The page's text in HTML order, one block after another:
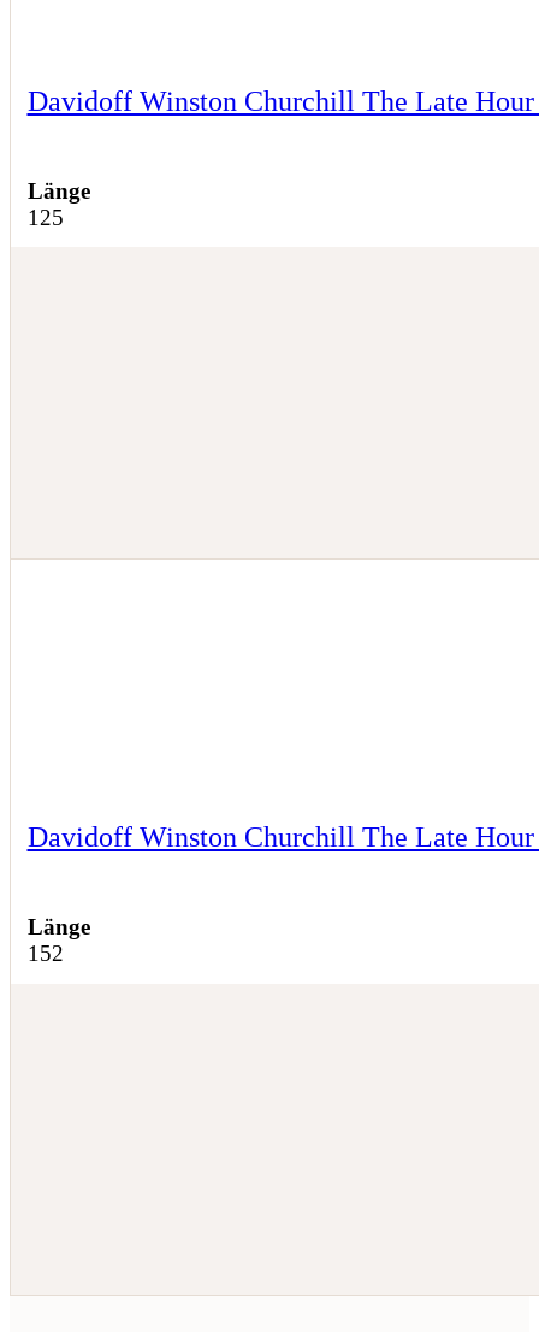
Davidoff Winston Churchill The Late Hour
Länge
125
Davidoff Winston Churchill The Late Hour
Länge
152